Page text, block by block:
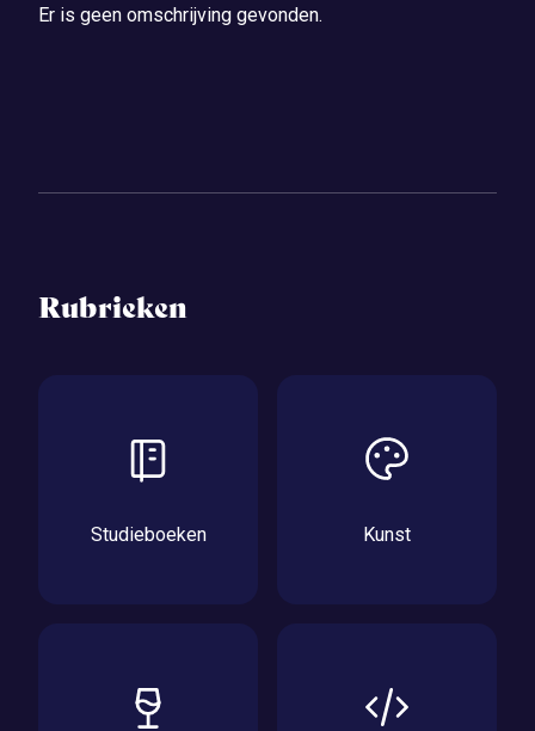
Er is geen omschrijving gevonden.
Rubrieken
Studieboeken Kunst